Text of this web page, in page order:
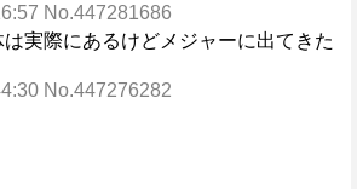
No.447281686
実際にあるけどメジャーに出てきた
No.447276282